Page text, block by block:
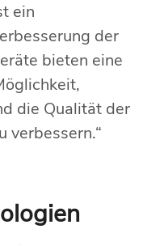
ein
der
bieten eine
die Qualität der
verbessern.“